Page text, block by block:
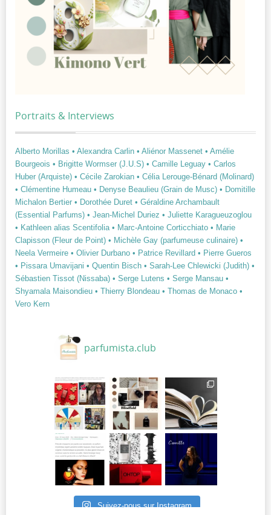
Portraits & Interviews
Alberto Morillas • Alexandra Carlin • Aliénor Massenet • Amélie
Bourgeois • Brigitte Wormser (J.U.S) • Camille Leguay • Carlos
Huber (Arquiste) • Cécile Zarokian • Célia Lerouge-Bénard (Molinard)
• Clémentine Humeau • Denyse Beaulieu (Grain de Musc) • Domitille
Michalon Bertier • Dorothée Duret • Géraldine Archambault
(Essential Parfums) • Jean-Michel Duriez • Juliette Karagueuzoglou
• Kathleen alias Scentifolia • Marc-Antoine Corticchiato • Marie
Clapisson (Fleur de Point) • Michèle Gay (parfumeuse culinaire) •
Neela Vermeire • Olivier Durbano • Patrice Revillard • Pierre Gueros
• Pissara Umavijani • Quentin Bisch • Sarah-Lee Chlewicki (Judith) •
Sébastien Tissot (Nissaba) • Serge Lutens • Serge Mansau •
Shyamala Maisondieu • Thierry Blondeau • Thomas de Monaco •
Vero Kern
parfumista.club
Suivez-nous sur Instagram